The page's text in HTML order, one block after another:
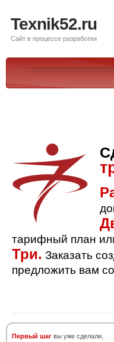
Texnik52.ru
Сайт в процессе разработки
тарифный план
Три. Заказать
предложить вам
Первый шаг вы уже сделали,